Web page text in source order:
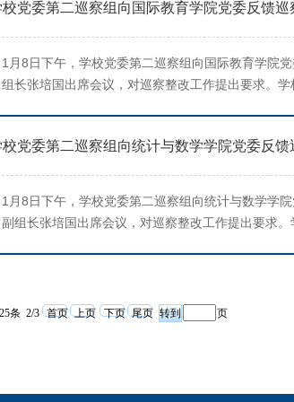
校党委第二巡察组向国际教育学院党委反馈巡
1月8日下午，学校党委第二巡察组向国际教育学院
组长张培国出席会议，对巡察整改工作提出要求。
校党委第二巡察组向统计与数学学院党委反馈
1月8日下午，学校党委第二巡察组向统计与数学学
副组长张培国出席会议，对巡察整改工作提出要求
条 2/3 首页 上页 下页 尾页 页